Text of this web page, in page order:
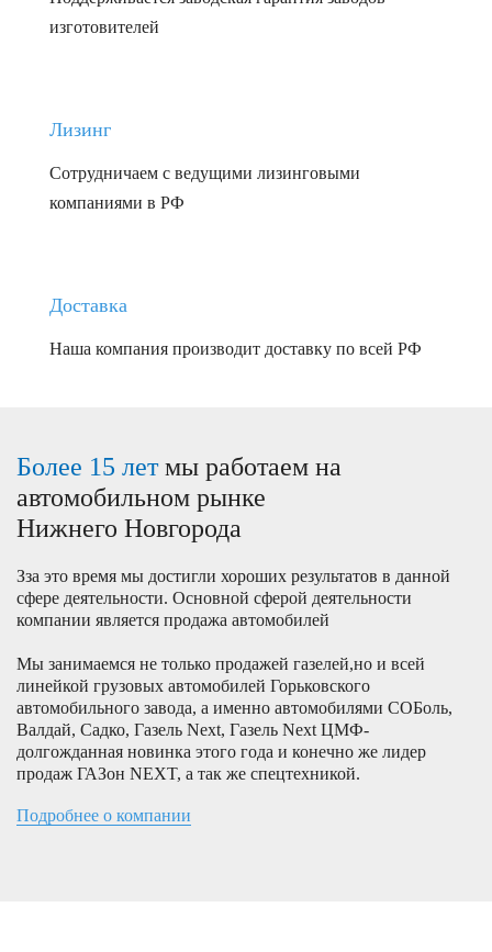
изготовителей
Лизинг
Сотрудничаем с ведущими лизинговыми
компаниями в РФ
Доставка
Наша компания производит доставку по всей РФ
Более 15 летмы работаем на
автомобильном рынке
Нижнего Новгорода
Зза это время мы достигли хороших результатов в данной
сфере деятельности. Основной сферой деятельности
компании является продажа автомобилей
Мы занимаемся не только продажей газелей,но и всей
линейкой грузовых автомобилей Горьковского
автомобильного завода, а именно автомобилями СОБоль,
Валдай, Садко, Газель Next, Газель Next ЦМФ-
долгожданная новинка этого года и конечно же лидер
продаж ГАЗон NEXT, а так же спецтехникой.
Подробнее о компании